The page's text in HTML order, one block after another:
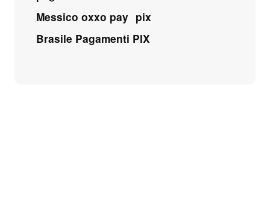
Messico oxxo pay pix
Brasile Pagamenti PIX